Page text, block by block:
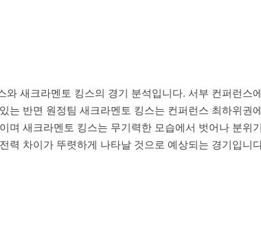
새크라멘토 킹스의 경기 분석입니다. 서부 컨퍼런스
는 반면 원정팀 새크라멘토 킹스는 컨퍼런스 최하위
며 새크라멘토 킹스는 무기력한 모습에서 벗어나 분
력 차이가 뚜렷하게 나타날 것으로 예상되는 경기입니